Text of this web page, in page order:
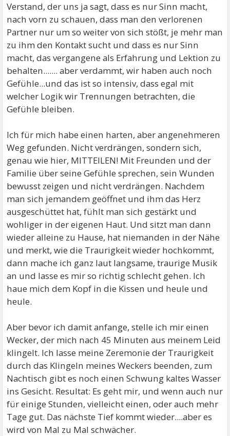
Verstand, der uns ja sagt, dass es nur Sinn macht,
nach vorn zu schauen, dass man den verlorenen
Partner nur um so weiter von sich stößt, je mehr man
zu ihm den Kontakt sucht und dass es nur Sinn
macht, das vergangene als Erfahrung und Lektion zu
behalten....... aber verdammt, wir haben auch noch
Gefühle...und das ist so intensiv, dass egal mit
welcher Logik wir Trennungen betrachten, die
Gefühle bleiben.
Ich für mich habe einen harten, aber angenehmeren
Weg gefunden. Nicht verdrängen, sondern sich,
genau wie hier, MITTEILEN! Mit Freunden und der
Familie über seine Gefühle sprechen, sein Wunden
bewusst zeigen und nicht verdrängen. Nachdem
man sich jemandem geöffnet und ihm das Herz
ausgeschüttet hat, fühlt man sich gestärkt und
wohliger in der eigenen Haut. Und sitzt man dann
wieder alleine zu Hause, hat niemanden in der Nähe
und merkt, wie die Traurigkeit wieder hochkommt,
dann mache ich ganz laut langsame, traurige Musik
an und lasse es mir so richtig schlecht gehen. Ich
haue mich dem Kopf in die Kissen und heule und
heule.
Aber bevor ich damit anfange, stelle ich mir einen
Wecker, der mich nach 45 Minuten aus meinem Leid
klingelt. Ich lasse meine Zeremonie der Traurigkeit
durch das Klingeln meines Weckers beenden, zum
Nachtisch gibt es noch einen Schwung kaltes Wasser
ins Gesicht. Resultat: Es geht mir, und wenn auch nur
für einige Stunden, vielleicht einen, oder auch mehr
Tage gut. Das nächste Tief kommt wieder....aber es
wird von Mal zu Mal schwächer.